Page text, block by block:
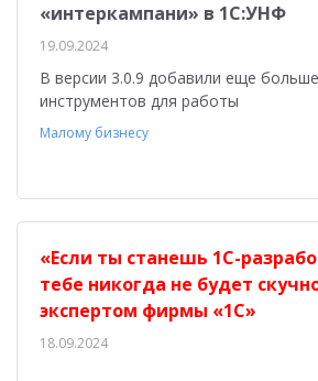
«интеркампани» в 1С:УНФ
19.09.2024
В версии 3.0.9 добавили еще
инструментов для работы
Малому бизнесу
«Если ты станешь 1С-
тебе никогда не будет
экспертом фирмы «1С»
18.09.2024